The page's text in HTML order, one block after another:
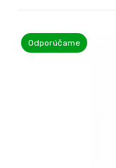
Odporúčame